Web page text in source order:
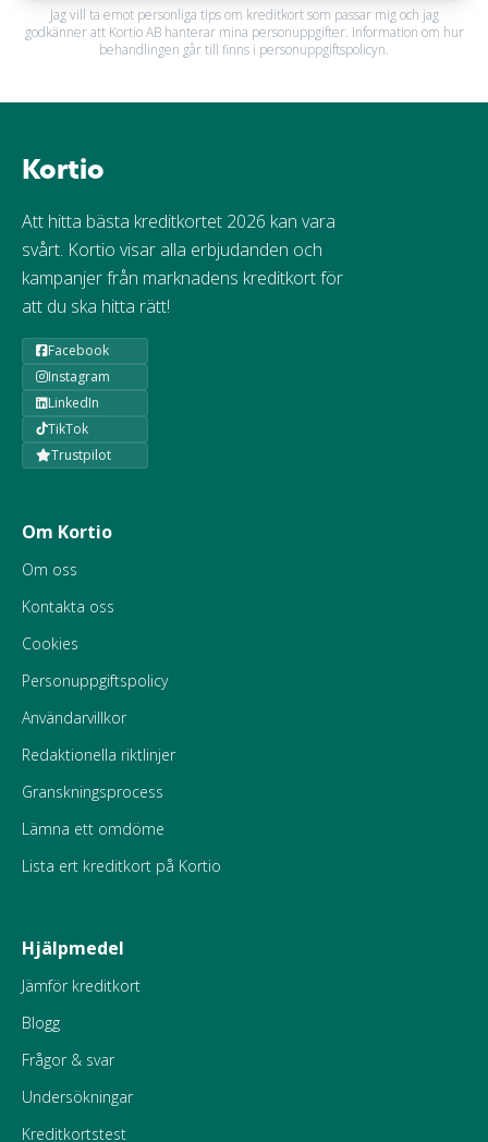
Jag vill ta emot personliga tips om kreditkort som passar mig och jag
godkänner att Kortio AB hanterar mina personuppgifter. Information om hur
behandlingen går till finns i personuppgiftspolicyn.
Kortio
Att hitta bästa kreditkortet 2026 kan vara
svårt. Kortio visar alla erbjudanden och
kampanjer från marknadens kreditkort för
att du ska hitta rätt!
Facebook
Instagram
LinkedIn
TikTok
Trustpilot
Om Kortio
Om oss
Kontakta oss
Cookies
Personuppgiftspolicy
Användarvillkor
Redaktionella riktlinjer
Granskningsprocess
Lämna ett omdöme
Lista ert kreditkort på Kortio
Hjälpmedel
Jämför kreditkort
Blogg
Frågor & svar
Undersökningar
Kreditkortstest